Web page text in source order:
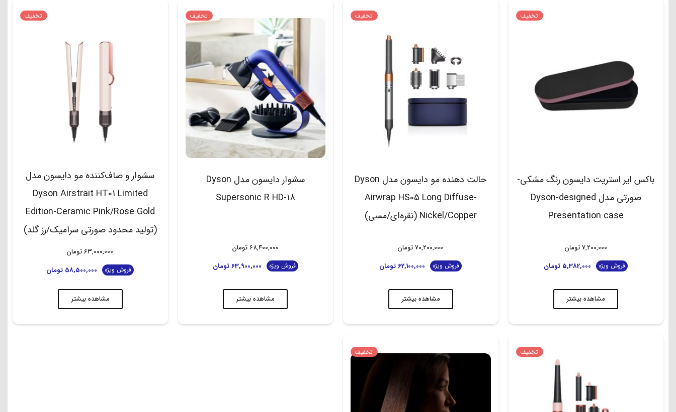
تخفیف
باکس ایر استریت دایسون رنگ مشکی-
صورتی مدل Dyson-designed
Presentation case
7,200,000 تومان
فروش ویژه 5,382,000 تومان
مشاهده بیشتر
تخفیف
حالت دهنده مو دایسون مدل Dyson
Airwrap HS05 Long Diffuse-
Nickel/Copper (نقره‌ای/مسی)
70,200,000 تومان
فروش ویژه 62,100,000 تومان
مشاهده بیشتر
تخفیف
سشوار دایسون مدل Dyson
Supersonic R HD-18
68,400,000 تومان
فروش ویژه 63,900,000 تومان
مشاهده بیشتر
تخفیف
سشوار و صاف‌کننده مو دایسون مدل
Dyson Airstrait HT01 Limited
Edition-Ceramic Pink/Rose Gold
(تولید محدود صورتی سرامیک/رز گلد)
63,000,000 تومان
فروش ویژه 58,500,000 تومان
مشاهده بیشتر
تخفیف تخفیف